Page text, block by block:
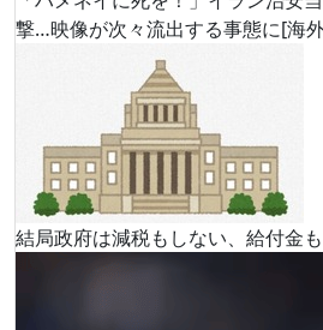
撃…映像が次々流出する事態に[海
結局政府は減税もしない、給付金